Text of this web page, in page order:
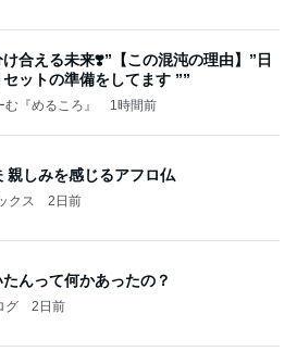
合える未来❣️”【この混沌の理由】”⽇
ットの準備をしてます ””
『めるころ』 1時間前
親しみを感じるアフロ仏
クス 2日前
んって何かあったの？
グ 2日前